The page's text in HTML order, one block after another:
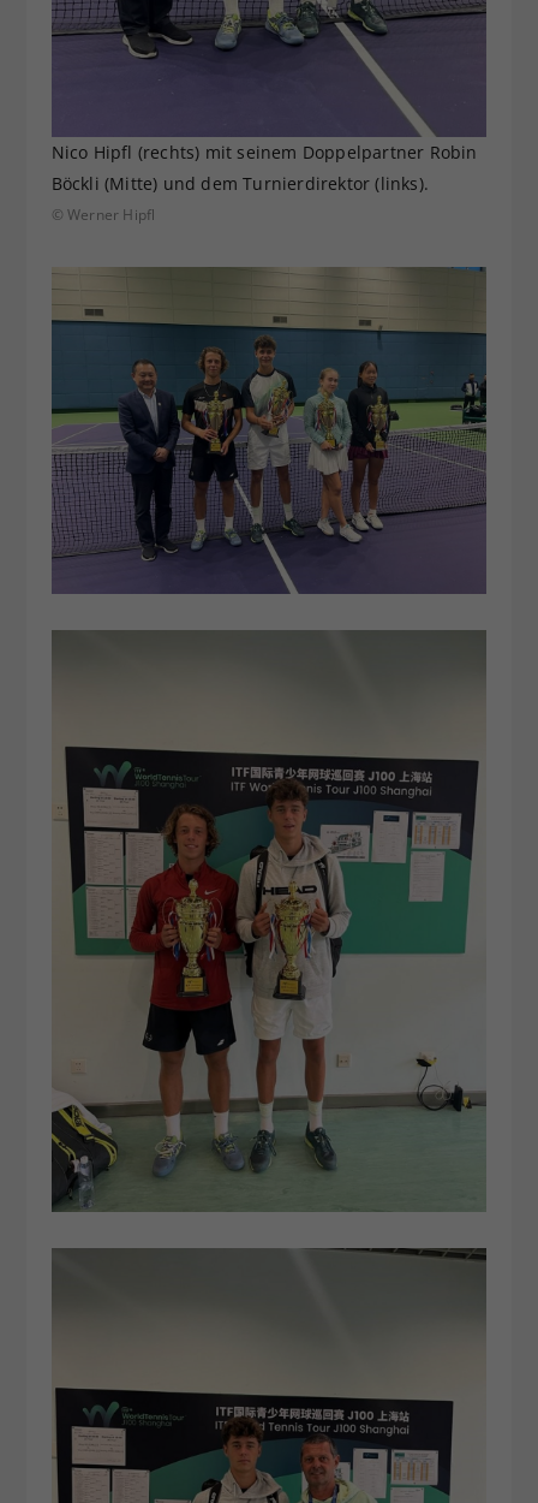
Nico Hipfl (rechts) mit seinem Doppelpartner Robin
Böckli (Mitte) und dem Turnierdirektor (links).
© Werner Hipfl